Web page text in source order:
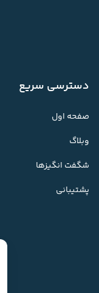
دسترسی سریع
صفحه اول
وبلاگ
شگفت انگیزها
پشتیبانی